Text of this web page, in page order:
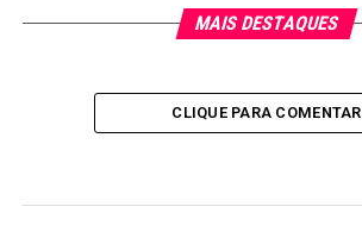
MAIS DESTAQUES
CLIQUE PARA COMENTAR